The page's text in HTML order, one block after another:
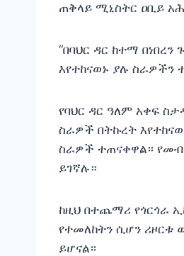
ጠቅላይ ሚኒስትር ዐቢይ
“በባህር ዳር ከተማ
እየተከናወኑ ያሉ ስራዎችን
የባህር ዳር ዓለም አቀፍ
ስራዎች በትኩረት
ስራዎች ተጠናቀዋል።
ይገኛሉ።
ከዚህ በተጨማሪ የጎርጎራ
የተመለከትን ሲሆን ሪዞርቱ
ይሆናል።